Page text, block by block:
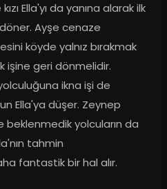
Ella'yı da yanına alarak ilk
Ayşe cenaze
köyde yalnız bırakmak
geri dönmelidir.
ikna işi de
Ella'ya düşer. Zeynep
beklenmedik yolcuların da
tahmin
fantastik bir hal alır.